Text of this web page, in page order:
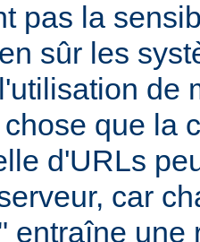
pas la
sûr les
de
que la
d'URLs
car
entraîne une